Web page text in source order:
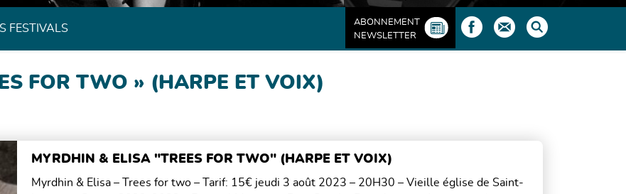
FESTIVALS
ABONNEMENT
NEWSLETTER
FOR TWO » (HARPE ET VOIX)
MYRDHIN & ELISA "TREES FOR TWO" (HARPE ET VOIX)
Myrdhin & Elisa – Trees for two – Tarif: 15€ jeudi 3 août 2023 – 20H30 – Vieille église de Saint-